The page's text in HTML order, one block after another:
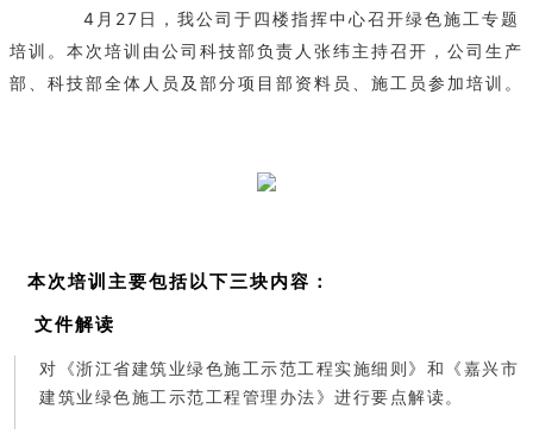
4月27日，我公司于四楼指挥中心召开绿色施工专题
培训。本次培训由公司科技部负责人张纬主持召开，公司生产
部、科技部全体人员及部分项目部资料员、施工员参加培训。
本次培训主要包括以下三块内容：
文件解读
对《浙江省建筑业绿色施工示范工程实施细则》和《嘉兴市
建筑业绿色施工示范工程管理办法》进行要点解读。